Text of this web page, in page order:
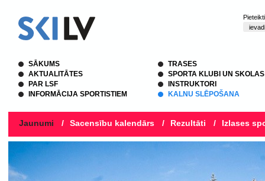
SĀKUMS
AKTUALITĀTES
PAR LSF
INFORMĀCIJA SPORTISTIEM
TRASES
SPORTA KLUBI UN SKOLAS
INSTRUKTORI
KALNU SLĒPOŠANA
Jaunumi / Sacensību kalendārs / Rezultāti / Izlases